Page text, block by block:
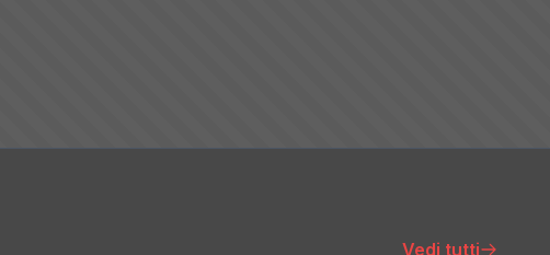
Vedi tutti